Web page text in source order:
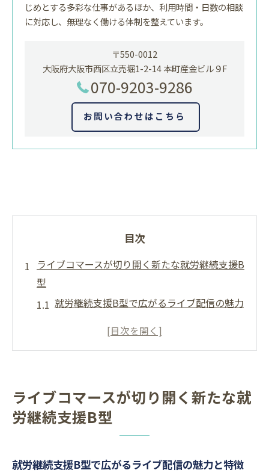
じめとする多彩な仕事があるほか、利用時間・日数の相談
に対応し、無理なく働ける体制を整えています。
〒550-0012
大阪府大阪市西区立売堀1-2-14 本町産金ビル９F
070-9203-9286
お問い合わせはこちら
目次
ライブコマースが切り開く新たな就労継続支援B
型
就労継続支援B型で広がるライブ配信の魅力
大阪府で注目される就労継続支援B型の新し
わる理由
ネット販売が就労継続支援B型にもたらす新
就労継続支援B型利用者がライブ配信に挑戦
ライブコマースが切り開く新たな就
労継続支援B型
就労継続支援B型で広がるライブ配信の魅力と特徴